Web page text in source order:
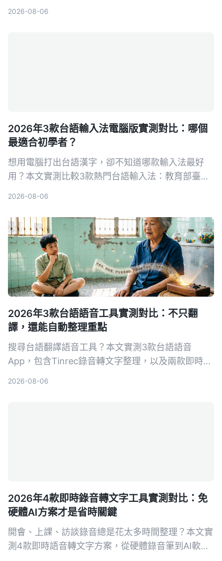
2026-08-06
2026年3款台語輸入法電腦版實測對比：哪個
最適合初學者？
想用電腦打出台語漢字，卻不知道哪款輸入法最好
用？本文實測比較3款熱門台語輸入法：教育部臺灣
找到最順手的工具。
2026-08-06
2026年3款台語語音工具實測對比：不只翻
譯，還能自動整理重點
搜尋台語翻譯語音工具？本文實測3款台語語音
App，包含Tinrec錄音轉文字整理，以及兩款即時翻
2026-08-06
2026年4款即時錄音轉文字工具實測對比：免
硬體AI方案才是省時關鍵
開會、上課、訪談錄音總是花太多時間整理？本文實
測4款即時語音轉文字方案，從硬體錄音筆到AI軟體